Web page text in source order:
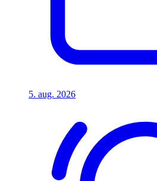
5. aug. 2026